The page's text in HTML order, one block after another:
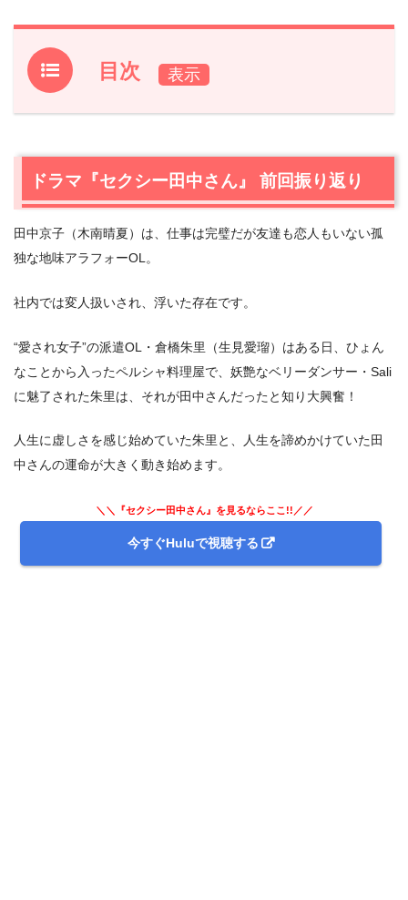
目次
1.ドラマ『セクシー田中さん』 前回振り返り
らすじと感想
2.1ベリーダンス初心者
2.3 笙野の弱点
2.4 自分で選ぶ道
ドラマ『セクシー田中さん』 前回振り返り
田中京子（木南晴夏）は、仕事は完璧だが友達も恋人もいない孤
独な地味アラフォーOL。
社内では変人扱いされ、浮いた存在です。
“愛され女子”の派遣OL・倉橋朱里（生見愛瑠）はある日、ひょん
なことから入ったペルシャ料理屋で、妖艶なベリーダンサー・Sali
に魅了された朱里は、それが田中さんだったと知り大興奮！
人生に虚しさを感じ始めていた朱里と、人生を諦めかけていた田
中さんの運命が大きく動き始めます。
＼＼『セクシー田中さん』を見るならここ!!／／
今すぐHuluで視聴する